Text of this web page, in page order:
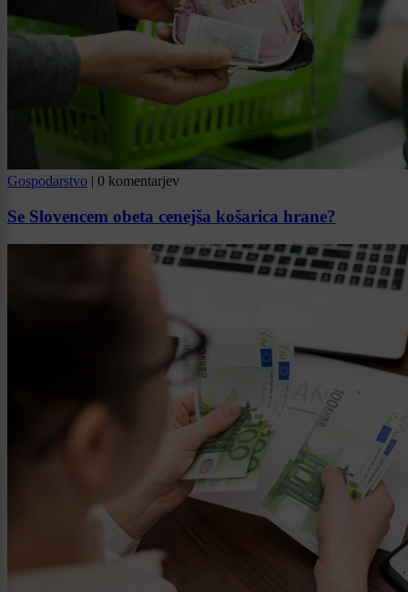
Gospodarstvo | 0 komentarjev
Se Slovencem obeta cenejša košarica hrane?